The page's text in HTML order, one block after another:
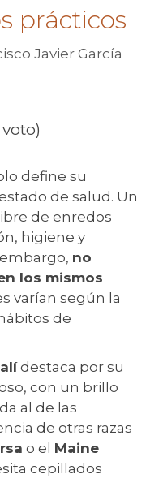
prácticos
Javier García
voto)
define su
de salud. Un
de enredos
higiene y
no
los mismos
varían según la
de
destaca por su
con un brillo
al de las
de otras razas
o el Maine
cepillados